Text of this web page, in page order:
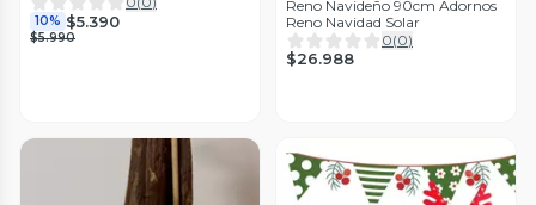
10% $5.390
$5.990
Reno Navideño 90cm Adornos
Reno Navidad Solar
0(0)
$26.988